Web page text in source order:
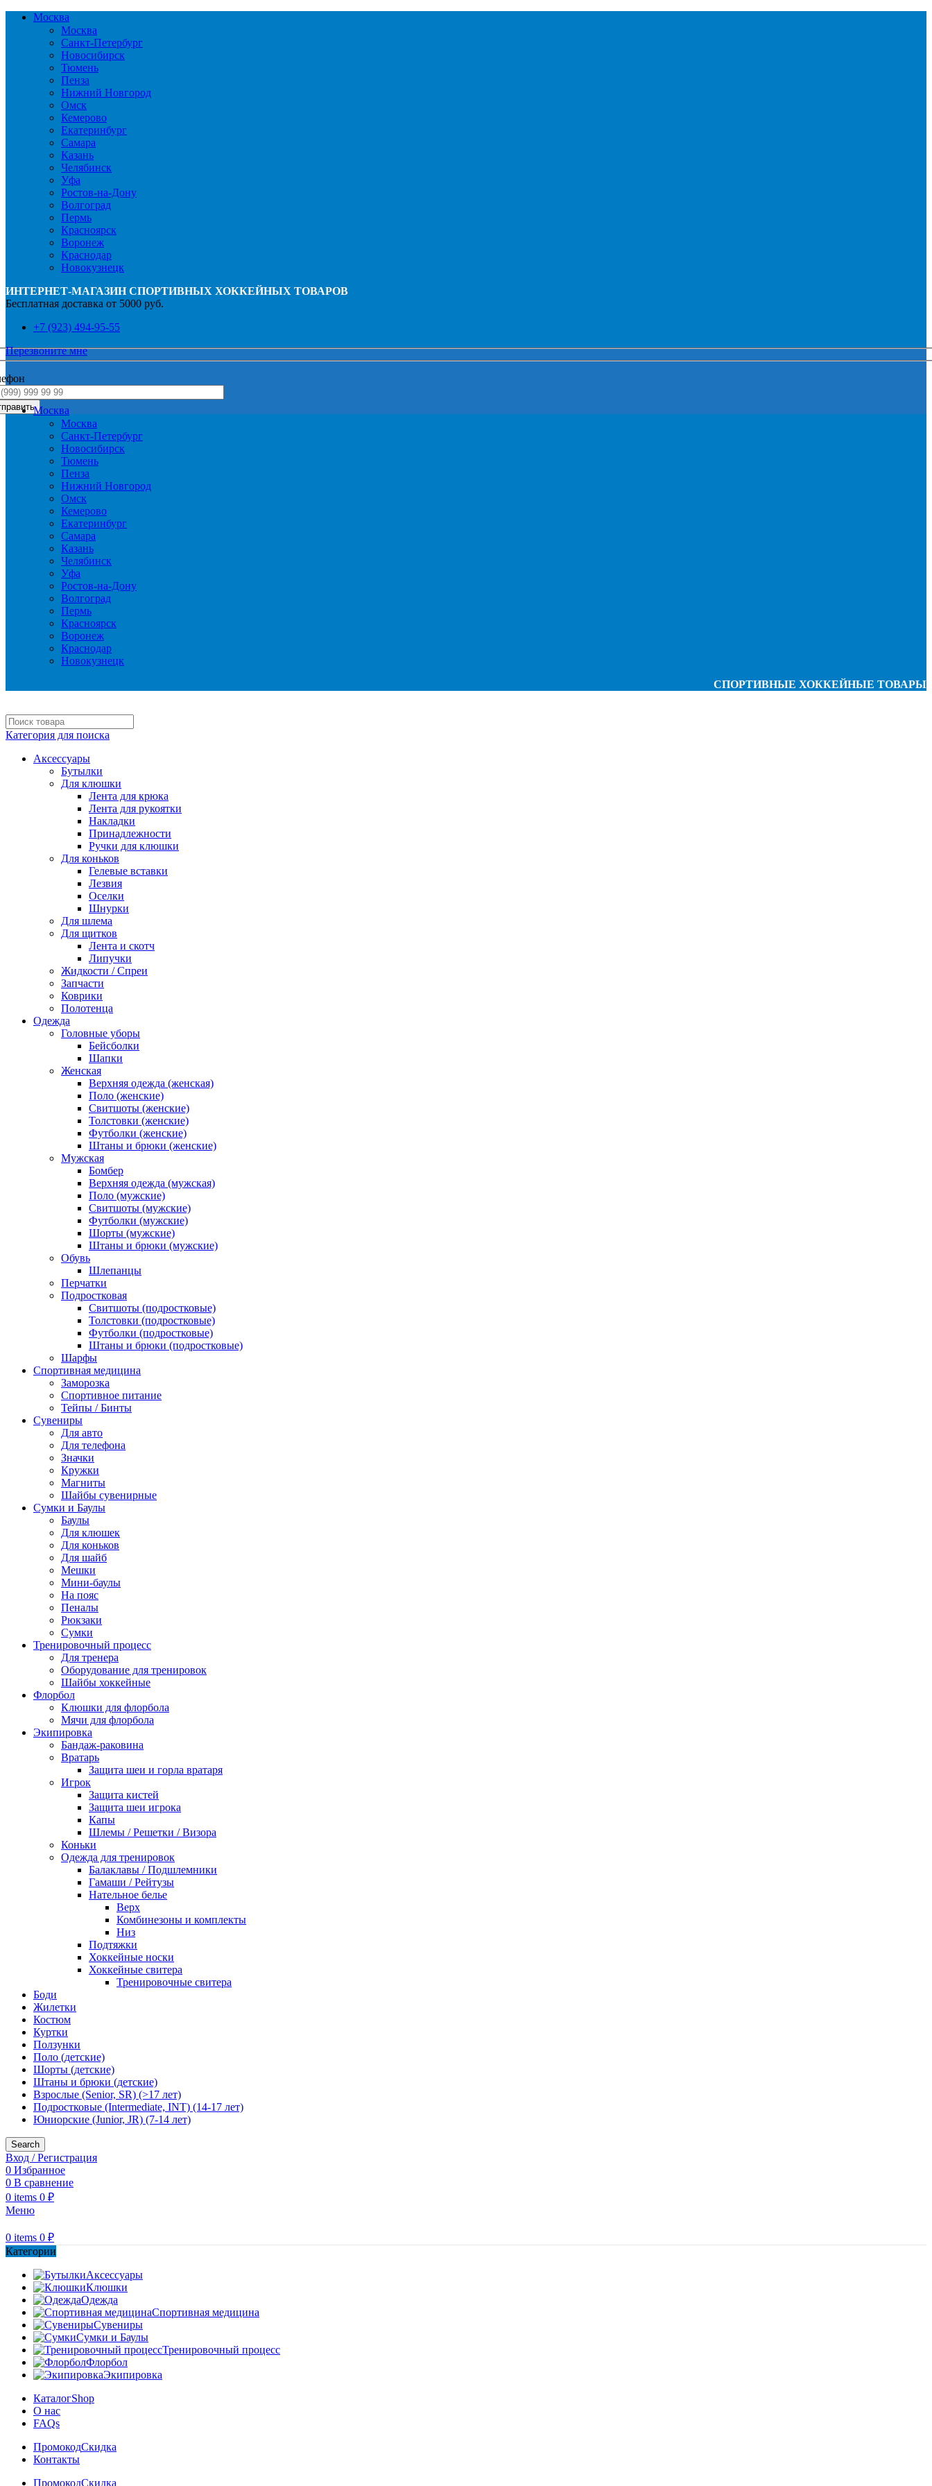
Москва
Москва
Санкт-Петербург
Новосибирск
Тюмень
Пенза
Нижний Новгород
Омск
Кемерово
Екатеринбург
Самара
Казань
Челябинск
Уфа
Ростов-на-Дону
Волгоград
Пермь
Красноярск
Воронеж
Краснодар
Новокузнецк
ИНТЕРНЕТ-МАГАЗИН СПОРТИВНЫХ ХОККЕЙНЫХ ТОВАРОВ
Бесплатная доставка от 5000 руб.
+7 (923) 494-95-55
Перезвоните мне
Москва
Москва
Санкт-Петербург
Новосибирск
Тюмень
Пенза
Нижний Новгород
Омск
Кемерово
Екатеринбург
Самара
Казань
Челябинск
Уфа
Ростов-на-Дону
Волгоград
Пермь
Красноярск
Воронеж
Краснодар
Новокузнецк
СПОРТИВНЫЕ ХОККЕЙНЫЕ ТОВАРЫ
Категория для поиска
Аксессуары
Бутылки
Для клюшки
Лента для крюка
Лента для рукоятки
Накладки
Принадлежности
Ручки для клюшки
Для коньков
Гелевые вставки
Лезвия
Оселки
Шнурки
Для шлема
Для щитков
Лента и скотч
Липучки
Жидкости / Спреи
Запчасти
Коврики
Полотенца
Одежда
Головные уборы
Бейсболки
Шапки
Женская
Верхняя одежда (женская)
Поло (женские)
Свитшоты (женские)
Толстовки (женские)
Футболки (женские)
Штаны и брюки (женские)
Мужская
Бомбер
Верхняя одежда (мужская)
Поло (мужские)
Свитшоты (мужские)
Футболки (мужские)
Шорты (мужские)
Штаны и брюки (мужские)
Обувь
Шлепанцы
Перчатки
Подростковая
Свитшоты (подростковые)
Толстовки (подростковые)
Футболки (подростковые)
Штаны и брюки (подростковые)
Шарфы
Спортивная медицина
Заморозка
Спортивное питание
Тейпы / Бинты
Сувениры
Для авто
Для телефона
Значки
Кружки
Магниты
Шайбы сувенирные
Сумки и Баулы
Баулы
Для клюшек
Для коньков
Для шайб
Мешки
Мини-баулы
На пояс
Пеналы
Рюкзаки
Сумки
Тренировочный процесс
Для тренера
Оборудование для тренировок
Шайбы хоккейные
Флорбол
Клюшки для флорбола
Мячи для флорбола
Экипировка
Бандаж-раковина
Вратарь
Защита шеи и горла вратаря
Игрок
Защита кистей
Защита шеи игрока
Капы
Шлемы / Решетки / Визора
Коньки
Одежда для тренировок
Балаклавы / Подшлемники
Гамаши / Рейтузы
Нательное белье
Верх
Комбинезоны и комплекты
Низ
Подтяжки
Хоккейные носки
Хоккейные свитера
Тренировочные свитера
Боди
Жилетки
Костюм
Куртки
Ползунки
Поло (детские)
Шорты (детские)
Штаны и брюки (детские)
Взрослые (Senior, SR) (>17 лет)
Подростковые (Intermediate, INT) (14-17 лет)
Юниорские (Junior, JR) (7-14 лет)
Search
Вход / Регистрация
0 Избранное
0 В сравнение
0 items 0 ₽
Меню
0 items 0 ₽
Категории
Аксессуары
Клюшки
Одежда
Спортивная медицина
Сувениры
Сумки и Баулы
Тренировочный процесс
Флорбол
Экипировка
КаталогShop
О нас
FAQs
ПромокодСкидка
Контакты
ПромокодСкидка